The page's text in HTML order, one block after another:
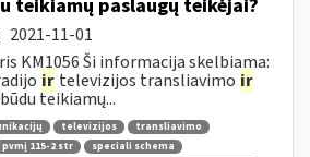
teikiamų paslaugų teikėjai?
2021-11-01
KM1056 Ši informacija skelbiama:
ir televizijos transliavimo ir
teikiamų...
televizijos
transliavimo
pvmį 115-2 str
speciali schema